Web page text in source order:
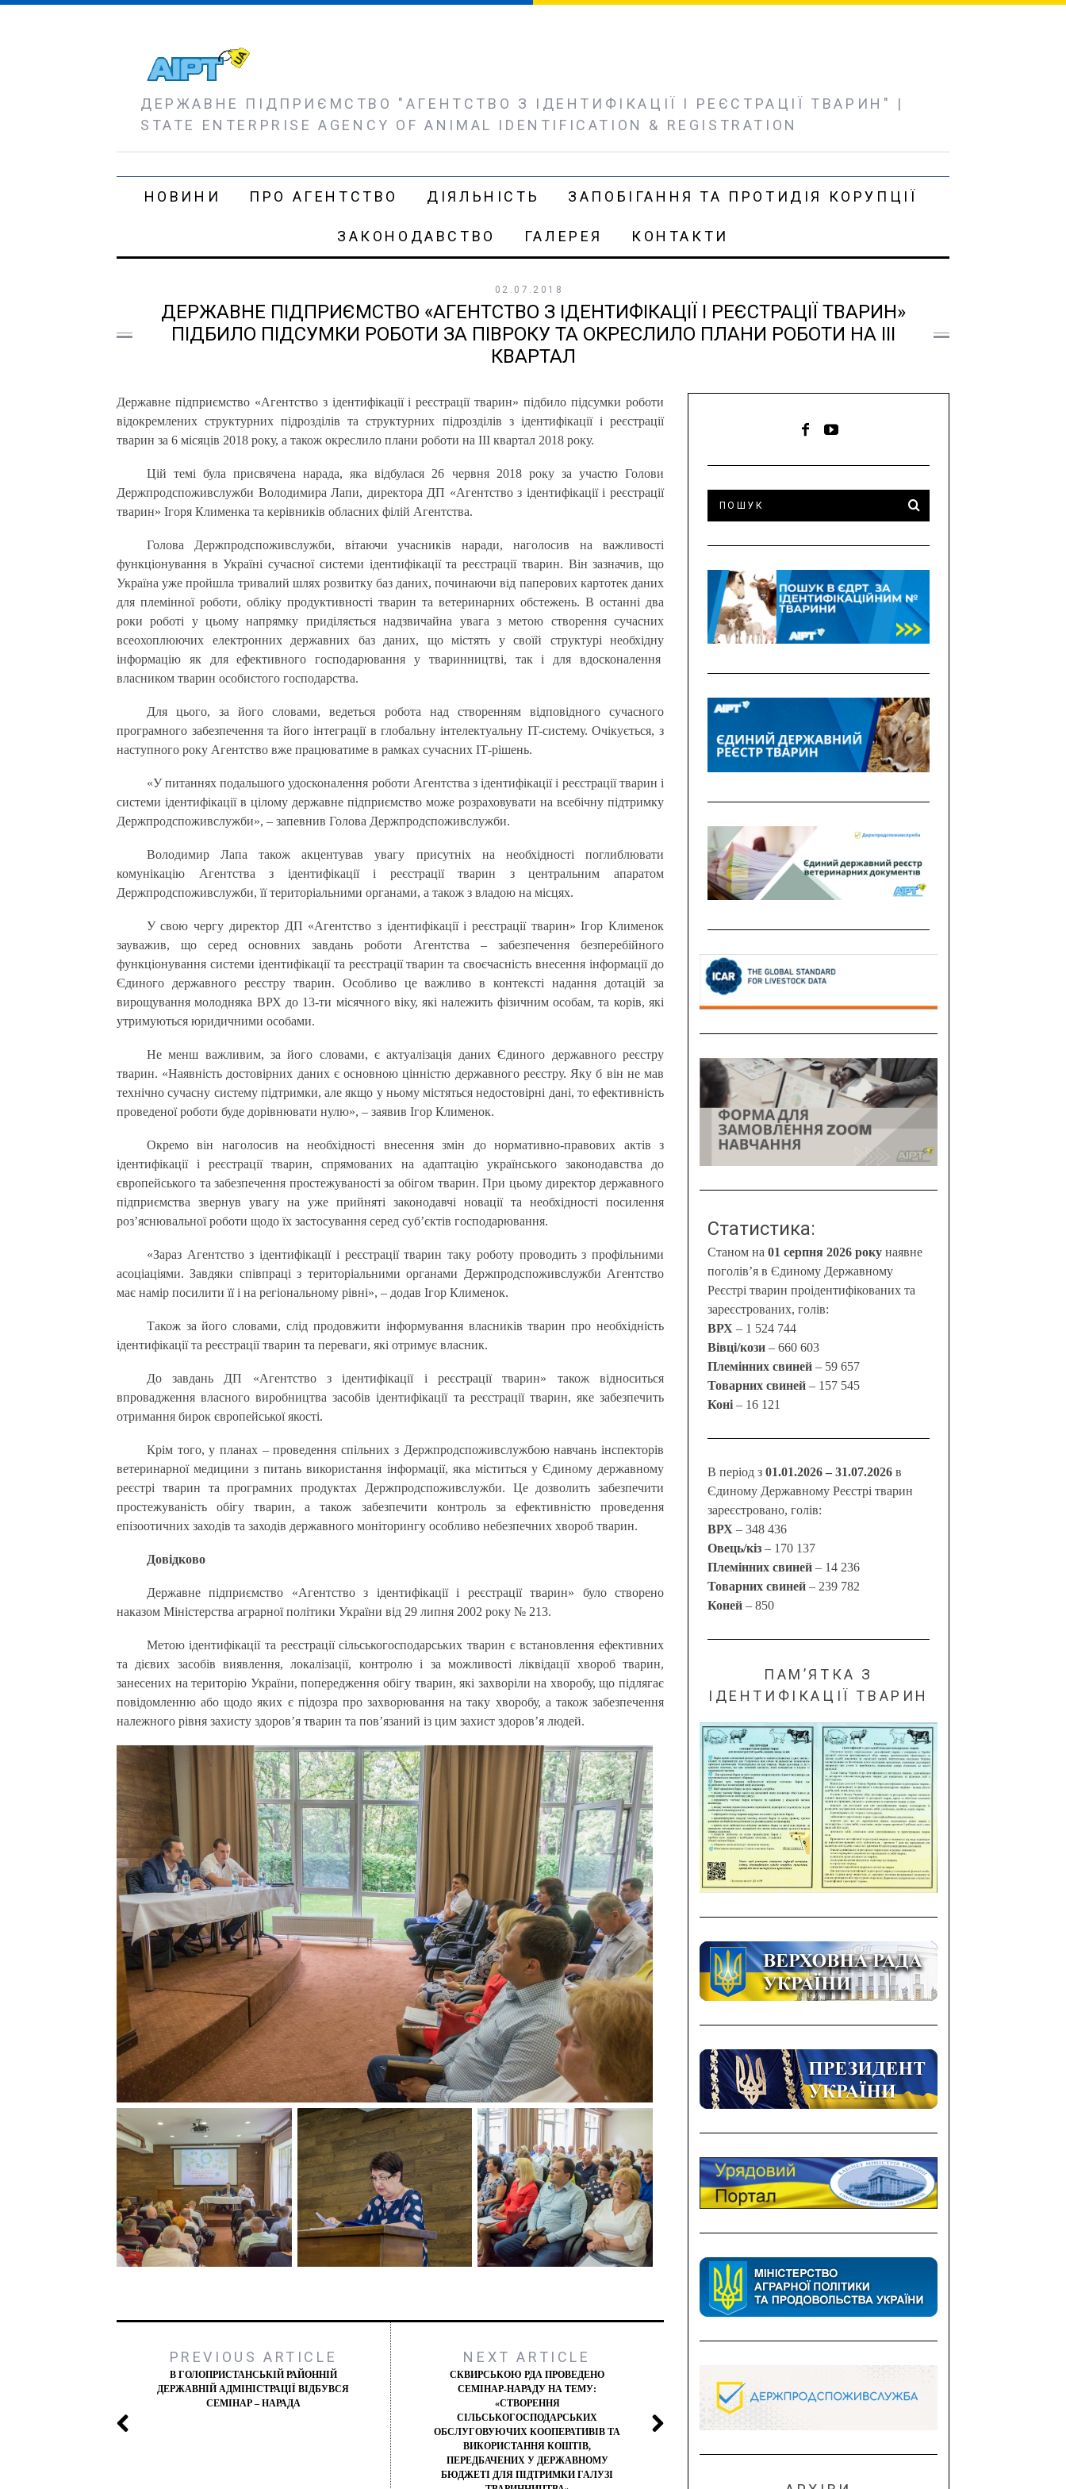
ДЕРЖАВНЕ ПІДПРИЄМСТВО "АГЕНТСТВО З ІДЕНТИФІКАЦІЇ І РЕЄСТРАЦІЇ ТВАРИН" |
STATE ENTERPRISE AGENCY OF ANIMAL IDENTIFICATION & REGISTRATION
НОВИНИ ПРО АГЕНТСТВО ДІЯЛЬНІСТЬ ЗАПОБІГАННЯ ТА ПРОТИДІЯ КОРУПЦІЇ
ЗАКОНОДАВСТВО ГАЛЕРЕЯ КОНТАКТИ
02.07.2018
ДЕРЖАВНЕ ПІДПРИЄМСТВО «АГЕНТСТВО З ІДЕНТИФІКАЦІЇ І РЕЄСТРАЦІЇ ТВАРИН»
ПІДБИЛО ПІДСУМКИ РОБОТИ ЗА ПІВРОКУ ТА ОКРЕСЛИЛО ПЛАНИ РОБОТИ НА ІІІ
КВАРТАЛ
Державне підприємство «Агентство з ідентифікації і реєстрації тварин» підбило підсумки роботи
відокремлених структурних підрозділів та структурних підрозділів з ідентифікації і реєстрації
тварин за 6 місяців 2018 року, а також окреслило плани роботи на ІІІ квартал 2018 року.
Цій темі була присвячена нарада, яка відбулася 26 червня 2018 року за участю Голови
Держпродспоживслужби Володимира Лапи, директора ДП «Агентство з ідентифікації і реєстрації
тварин» Ігоря Клименка та керівників обласних філій Агентства.
Голова Держпродспоживслужби, вітаючи учасників наради, наголосив на важливості
функціонування в Україні сучасної системи ідентифікації та реєстрації тварин. Він зазначив, що
Україна уже пройшла тривалий шлях розвитку баз даних, починаючи від паперових картотек даних
для племінної роботи, обліку продуктивності тварин та ветеринарних обстежень. В останні два
роки роботі у цьому напрямку приділяється надзвичайна увага з метою створення сучасних
всеохоплюючих електронних державних баз даних, що містять у своїй структурі необхідну
інформацію як для ефективного господарювання у тваринництві, так і для вдосконалення
власником тварин особистого господарства.
Для цього, за його словами, ведеться робота над створенням відповідного сучасного
програмного забезпечення та його інтеграції в глобальну інтелектуальну IT-систему. Очікується, з
наступного року Агентство вже працюватиме в рамках сучасних ІТ-рішень.
«У питаннях подальшого удосконалення роботи Агентства з ідентифікації і реєстрації тварин і
системи ідентифікації в цілому державне підприємство може розраховувати на всебічну підтримку
Держпродспоживслужби», – запевнив Голова Держпродспоживслужби.
Володимир Лапа також акцентував увагу присутніх на необхідності поглиблювати
комунікацію Агентства з ідентифікації і реєстрації тварин з центральним апаратом
Держпродспоживслужби, її територіальними органами, а також з владою на місцях.
У свою чергу директор ДП «Агентство з ідентифікації і реєстрації тварин» Ігор Клименок
зауважив, що серед основних завдань роботи Агентства – забезпечення безперебійного
функціонування системи ідентифікації та реєстрації тварин та своєчасність внесення інформації до
Єдиного державного реєстру тварин. Особливо це важливо в контексті надання дотацій за
вирощування молодняка ВРХ до 13-ти місячного віку, які належить фізичним особам, та корів, які
утримуються юридичними особами.
Не менш важливим, за його словами, є актуалізація даних Єдиного державного реєстру
тварин. «Наявність достовірних даних є основною цінністю державного реєстру. Яку б він не мав
технічно сучасну систему підтримки, але якщо у ньому містяться недостовірні дані, то ефективність
проведеної роботи буде дорівнювати нулю», – заявив Ігор Клименок.
Окремо він наголосив на необхідності внесення змін до нормативно-правових актів з
ідентифікації і реєстрації тварин, спрямованих на адаптацію українського законодавства до
європейського та забезпечення простежуваності за обігом тварин. При цьому директор державного
підприємства звернув увагу на уже прийняті законодавчі новації та необхідності посилення
роз’яснювальної роботи щодо їх застосування серед суб’єктів господарювання.
«Зараз Агентство з ідентифікації і реєстрації тварин таку роботу проводить з профільними
асоціаціями. Завдяки співпраці з територіальними органами Держпродспоживслужби Агентство
має намір посилити її і на регіональному рівні», – додав Ігор Клименок.
Також за його словами, слід продовжити інформування власників тварин про необхідність
ідентифікації та реєстрації тварин та переваги, які отримує власник.
До завдань ДП «Агентство з ідентифікації і реєстрації тварин» також відноситься
впровадження власного виробництва засобів ідентифікації та реєстрації тварин, яке забезпечить
отримання бирок європейської якості.
Крім того, у планах – проведення спільних з Держпродспоживслужбою навчань інспекторів
ветеринарної медицини з питань використання інформації, яка міститься у Єдиному державному
реєстрі тварин та програмних продуктах Держпродспоживслужби. Це дозволить забезпечити
простежуваність обігу тварин, а також забезпечити контроль за ефективністю проведення
епізоотичних заходів та заходів державного моніторингу особливо небезпечних хвороб тварин.
Довідково
Державне підприємство «Агентство з ідентифікації і реєстрації тварин» було створено
наказом Міністерства аграрної політики України від 29 липня 2002 року № 213.
Метою ідентифікації та реєстрації сільськогосподарських тварин є встановлення ефективних
та дієвих засобів виявлення, локалізації, контролю і за можливості ліквідації хвороб тварин,
занесених на територію України, попередження обігу тварин, які захворіли на хворобу, що підлягає
повідомленню або щодо яких є підозра про захворювання на таку хворобу, а також забезпечення
належного рівня захисту здоров’я тварин та пов’язаний із цим захист здоров’я людей.
PREVIOUS ARTICLE
В ГОЛОПРИСТАНСЬКІЙ РАЙОННІЙ
ДЕРЖАВНІЙ АДМІНІСТРАЦІЇ ВІДБУВСЯ
СЕМІНАР – НАРАДА
NEXT ARTICLE
СКВИРСЬКОЮ РДА ПРОВЕДЕНО
СЕМІНАР-НАРАДУ НА ТЕМУ:
«СТВОРЕННЯ
СІЛЬСЬКОГОСПОДАРСЬКИХ
ОБСЛУГОВУЮЧИХ КООПЕРАТИВІВ ТА
ВИКОРИСТАННЯ КОШТІВ,
ПЕРЕДБАЧЕНИХ У ДЕРЖАВНОМУ
БЮДЖЕТІ ДЛЯ ПІДТРИМКИ ГАЛУЗІ
Статистика:
Станом на 01 серпня 2026 року наявне
поголів’я в Єдиному Державному
Реєстрі тварин проідентифікованих та
зареєстрованих, голів:
ВРХ – 1 524 744
Вівці/кози – 660 603
Племінних свиней – 59 657
Товарних свиней – 157 545
Коні – 16 121
В період з 01.01.2026 – 31.07.2026 в
Єдиному Державному Реєстрі тварин
зареєстровано, голів:
ВРХ – 348 436
Овець/кіз – 170 137
Племінних свиней – 14 236
Товарних свиней – 239 782
Коней – 850
ПАМ’ЯТКА З
ІДЕНТИФІКАЦІЇ ТВАРИН